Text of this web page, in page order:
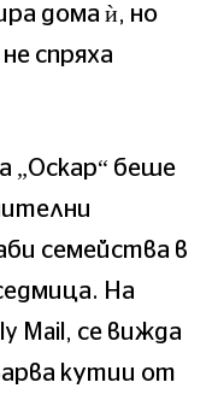
дома ѝ, но
спряха
„Оскар“ беше
семейства в
На
Mail, се вижда
кутии от